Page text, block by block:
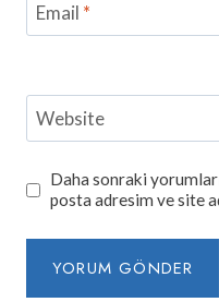
Email *
Website
Daha sonraki
posta adresim ve site